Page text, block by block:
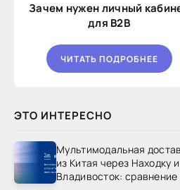
Зачем нужен личный
для B2B
ЧИТАТЬ ПОДРОБНЕЕ
ЭТО ИНТЕРЕСНО
Мультимодальная
из Китая через Находку и
Владивосток: сравнение